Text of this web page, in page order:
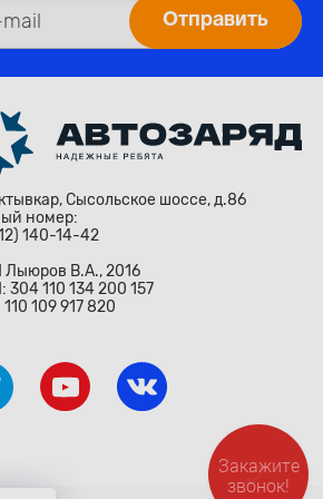
Сысольское шоссе, д.86
номер:
140-14-42
В.А., 2016
304 110 134 200 157
109 917 820
Закажите
звонок!